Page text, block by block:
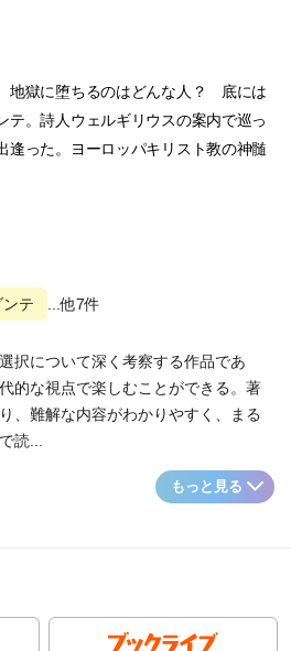
地獄に堕ちるのはどんな人？ 底には
。詩人ウェルギリウスの案内で巡っ
逢った。ヨーロッパキリスト教の神髄
ンテ ...他7件
択について深く考察する作品であ
的な視点で楽しむことができる。著
、難解な内容がわかりやすく、まる
読...
もっと見る